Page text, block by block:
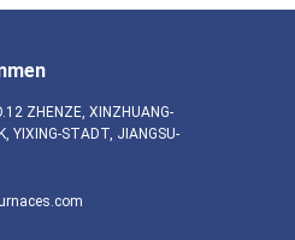
ZHENZE, XINZHUANG-
YIXING-STADT, JIANGSU-